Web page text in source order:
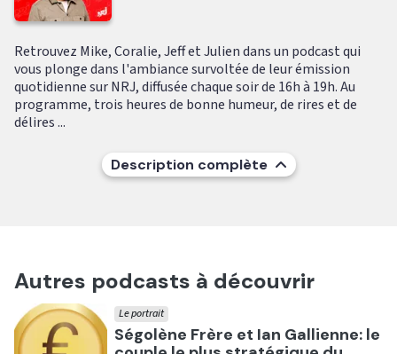
Retrouvez Mike, Coralie, Jeff et Julien dans un podcast qui
vous plonge dans l'ambiance survoltée de leur émission
quotidienne sur NRJ, diffusée chaque soir de 16h à 19h. Au
programme, trois heures de bonne humeur, de rires et de
délires ...
Description complète
Autres podcasts à découvrir
Ecouter
Ségolène Frère et Ian Gallienne: le
Le portrait